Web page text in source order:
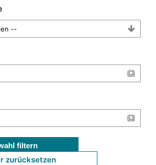
filtern
zurücksetzen